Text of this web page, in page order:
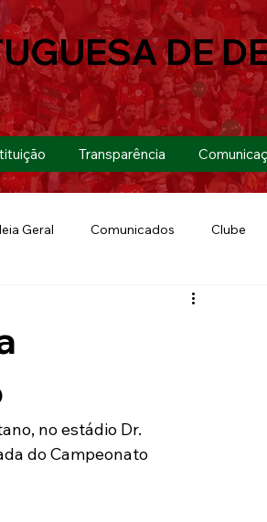
Transparência
DE
Geral Comunicados Clube
Marketing Sócio-Torcedor
no estádio Dr.
do Campeonato